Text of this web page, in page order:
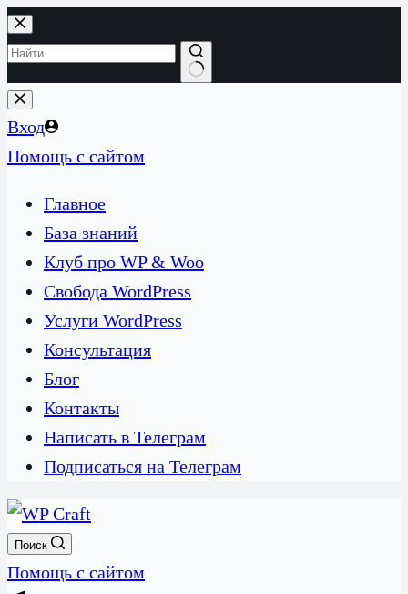
Перейти
к
сути
Ничего
не
найдено
Вход
Помощь с сайтом
Главное
База знаний
Клуб про WP & Woo
Свобода WordPress
Услуги WordPress
Консультация
Блог
Контакты
Написать в Телеграм
Подписаться на Телеграм
Поиск
Помощь с сайтом